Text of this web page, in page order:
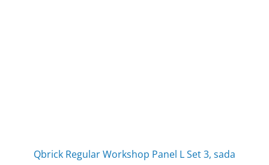
Qbrick Regular Workshop Panel L Set 3, sada